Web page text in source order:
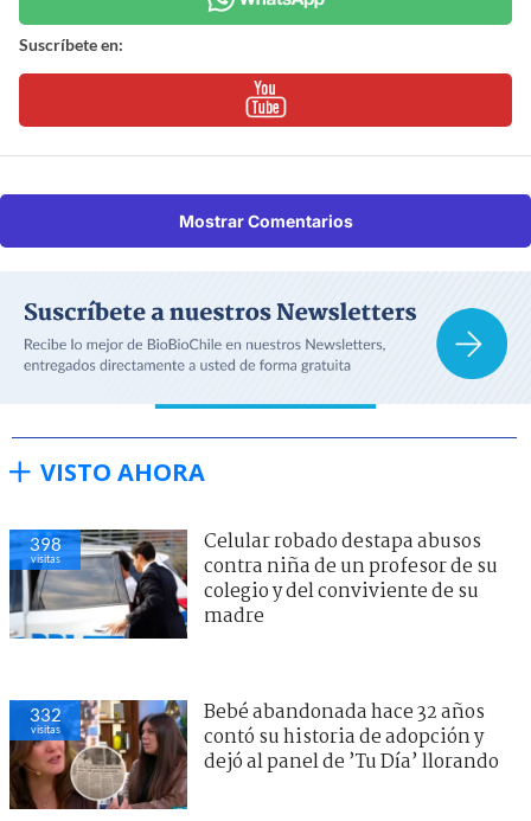
Suscríbete en:
Mostrar Comentarios
VISTO AHORA
398
visitas
Celular robado destapa abusos
contra niña de un profesor de su
colegio y del conviviente de su
madre
332
visitas
Bebé abandonada hace 32 años
contó su historia de adopción y
dejó al panel de ’Tu Día’ llorando